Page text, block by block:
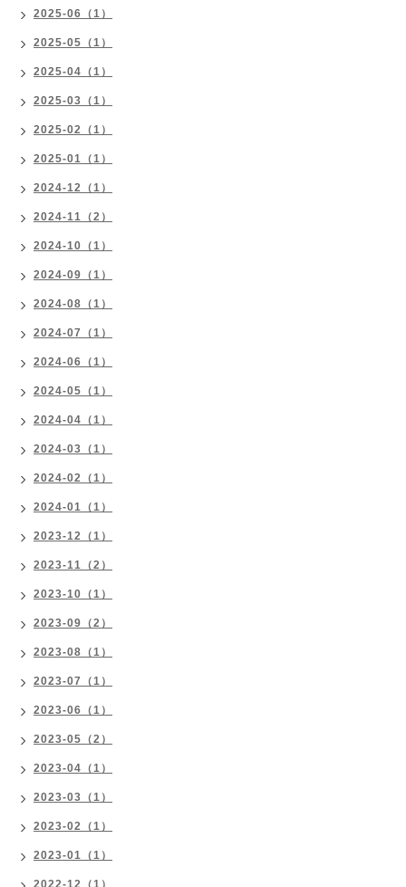
2025-06（1）
2025-05（1）
2025-04（1）
2025-03（1）
2025-02（1）
2025-01（1）
2024-12（1）
2024-11（2）
2024-10（1）
2024-09（1）
2024-08（1）
2024-07（1）
2024-06（1）
2024-05（1）
2024-04（1）
2024-03（1）
2024-02（1）
2024-01（1）
2023-12（1）
2023-11（2）
2023-10（1）
2023-09（2）
2023-08（1）
2023-07（1）
2023-06（1）
2023-05（2）
2023-04（1）
2023-03（1）
2023-02（1）
2023-01（1）
2022-12（1）